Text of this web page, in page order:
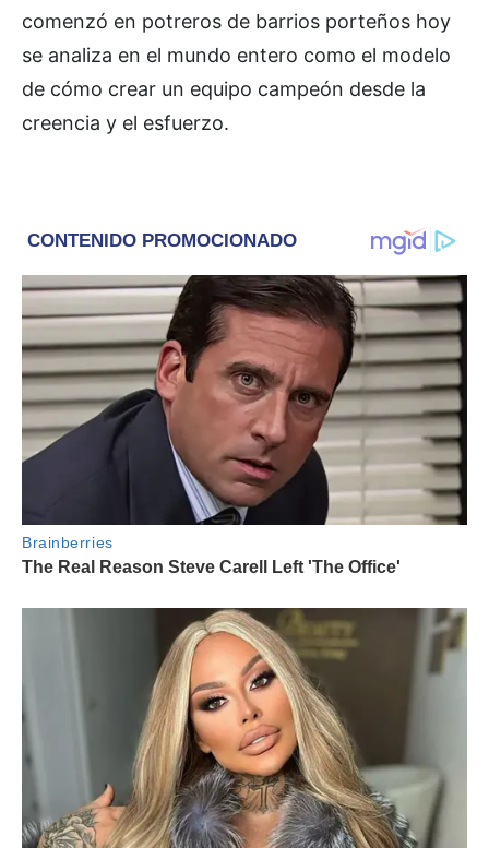
comenzó en potreros de barrios porteños hoy
se analiza en el mundo entero como el modelo
de cómo crear un equipo campeón desde la
creencia y el esfuerzo.